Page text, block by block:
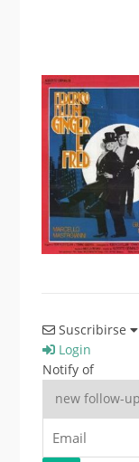
Suscribirse
Login
Notify of